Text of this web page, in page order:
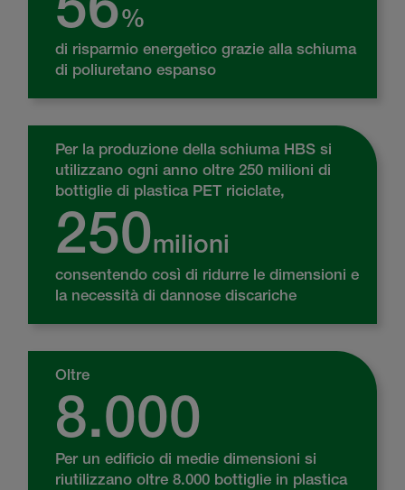
%
di risparmio energetico grazie alla schiuma
di poliuretano espanso
Per la produzione della schiuma HBS si
utilizzano ogni anno oltre 250 milioni di
bottiglie di plastica PET riciclate,
250milioni
consentendo così di ridurre le dimensioni e
la necessità di dannose discariche
Oltre
8.000
Per un edificio di medie dimensioni si
riutilizzano oltre 8.000 bottiglie in plastica